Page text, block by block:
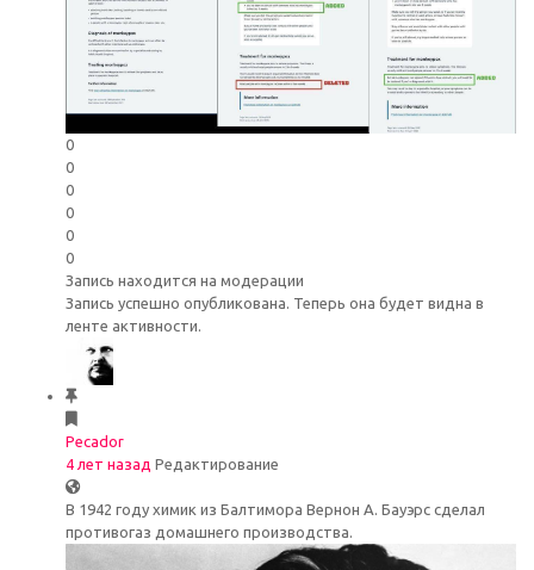
0
0
0
0
0
0
Запись находится на модерации
Запись успешно опубликована. Теперь она будет видна в
ленте активности.
Pecador
4 лет назад Редактирование
В 1942 году химик из Балтимора Вернон А. Бауэрс сделал
противогаз домашнего производства.